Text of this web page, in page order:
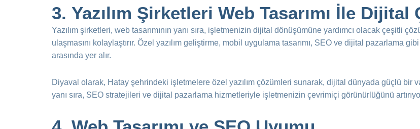
3. Yazılım Şirketleri Web Tasarımı İle
Yazılım şirketleri, web tasarımının yanı sıra, işletmenizin dijital dönüşümüne yardımcı olacak çeşitli
ulaşmasını kolaylaştırır. Özel yazılım geliştirme, mobil uygulama tasarımı, SEO ve dijital pazarlama
arasında yer alır.
Diyaval olarak, Hatay şehrindeki işletmelere özel yazılım çözümleri sunarak, dijital dünyada güçlü bir
yanı sıra, SEO stratejileri ve dijital pazarlama hizmetleriyle işletmenizin çevrimiçi görünürlüğünü